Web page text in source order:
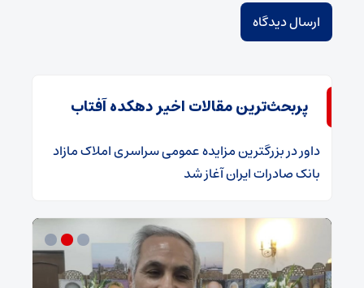
پربحث‌ترین مقالات اخیر دهکده آفتاب
داوردر​بزرگترین مزایده عمومی سراسری املاک مازاد
بانک صادرات ایران آغاز شد